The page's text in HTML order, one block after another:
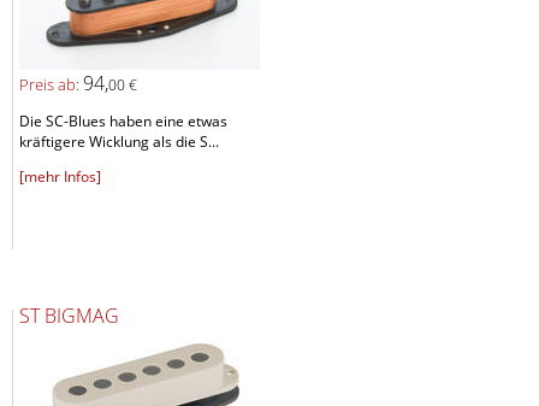
Preis ab: 94,00 €
Die SC-Blues haben eine etwas
kräftigere Wicklung als die S...
[mehr Infos]
ST BIGMAG